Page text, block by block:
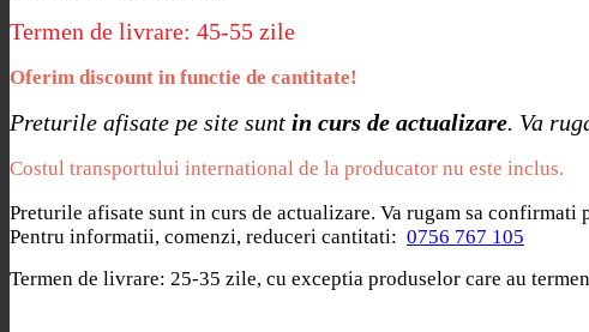
Termen de livrare: 45-55 zile
Oferim discount in functie de cantitate!
Preturile afisate pe site sunt in curs de actualizare. Va
Costul transportului international de la producator nu este inclus.
Preturile afisate sunt in curs de actualizare. Va rugam sa
Pentru informatii, comenzi, reduceri cantitati: 0756 767 105
Termen de livrare: 25-35 zile, cu exceptia produselor care au